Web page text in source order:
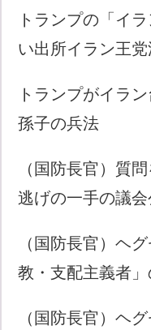
トランプの「イ
い出所イラン王党
トランプがイラ
孫子の兵法
（国防長官）質
逃げの一手の議
（国防長官）ヘ
教・支配主義者」
（国防長官）ヘ